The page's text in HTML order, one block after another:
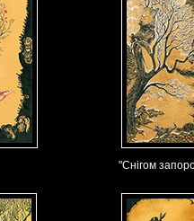
"Снігом